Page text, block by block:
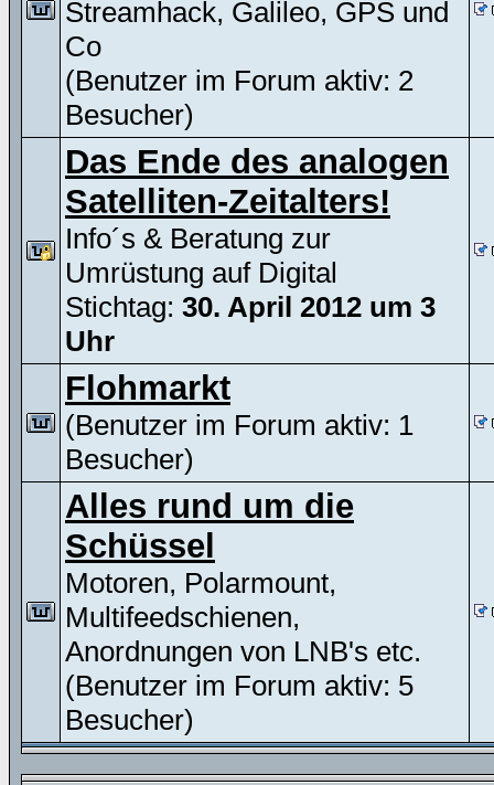
Streamhack, Galileo, GPS und
Co
(Benutzer im Forum aktiv: 2
Besucher)
Das Ende des analogen
Satelliten-Zeitalters!
Info´s & Beratung zur
Umrüstung auf Digital
Stichtag: 30. April 2012 um 3
Uhr
Flohmarkt
(Benutzer im Forum aktiv: 1
Besucher)
Alles rund um die
Schüssel
Motoren, Polarmount,
Multifeedschienen,
Anordnungen von LNB's etc.
(Benutzer im Forum aktiv: 5
Besucher)